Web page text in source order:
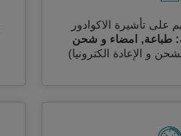
على تأشيرة الاكوادور
طباعة, امضاء و شحن
و الإعادة الكترونيا)